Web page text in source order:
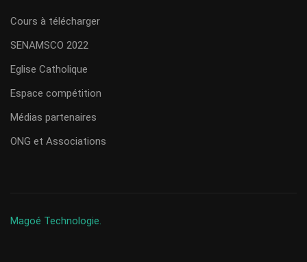
Cours à télécharger
SENAMSCO 2022
Eglise Catholique
Espace compétition
Médias partenaires
ONG et Associations
Magoé Technologie.